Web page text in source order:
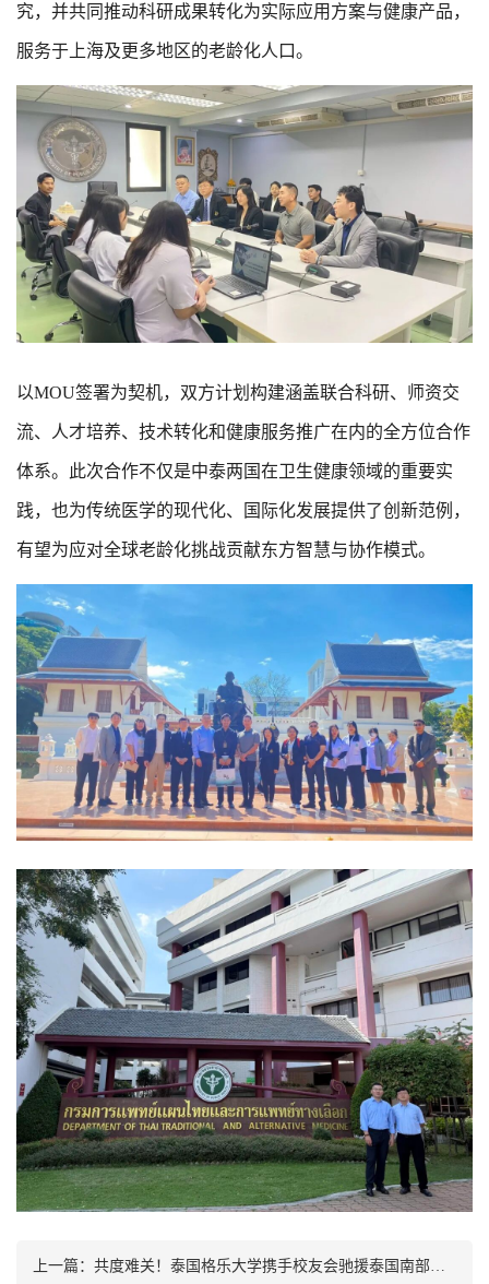
究，并共同推动科研成果转化为实际应用方案与健康产品，
服务于上海及更多地区的老龄化人口。
以MOU签署为契机，双方计划构建涵盖联合科研、师资交
流、人才培养、技术转化和健康服务推广在内的全方位合作
体系。此次合作不仅是中泰两国在卫生健康领域的重要实
践，也为传统医学的现代化、国际化发展提供了创新范例，
有望为应对全球老龄化挑战贡献东方智慧与协作模式。
上一篇： 共度难关！泰国格乐大学携手校友会驰援泰国南部灾区，通过南部协会捐赠善款及物资